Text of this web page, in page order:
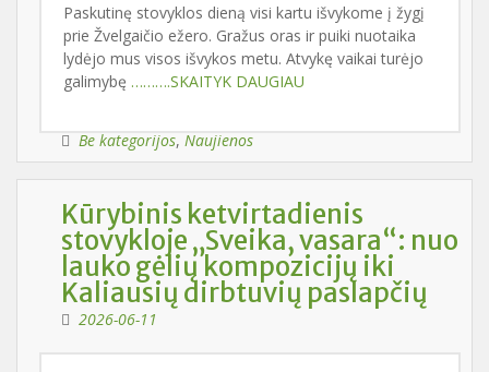
Paskutinę stovyklos dieną visi kartu išvykome į žygį
prie Žvelgaičio ežero. Gražus oras ir puiki nuotaika
lydėjo mus visos išvykos metu. Atvykę vaikai turėjo
galimybę ……….SKAITYK DAUGIAU
Be kategorijos, Naujienos
Kūrybinis ketvirtadienis
stovykloje „Sveika, vasara“: nuo
lauko gėlių kompozicijų iki
Kaliausių dirbtuvių paslapčių
2026-06-11